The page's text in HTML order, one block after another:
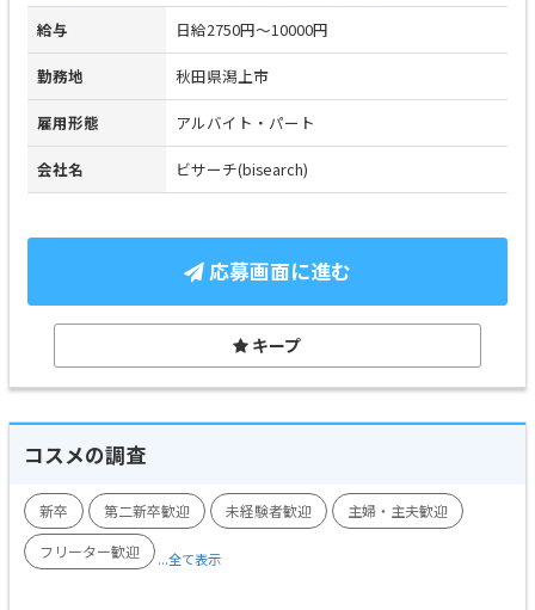
給与 日給2750円～10000円
勤務地 秋田県潟上市
雇用形態 アルバイト・パート
会社名 ビサーチ(bisearch)
応募画面に進む
キープ
コスメの調査
新卒 第二新卒歓迎 未経験者歓迎
主婦・主夫歓迎
フリーター歓迎
...全て表示